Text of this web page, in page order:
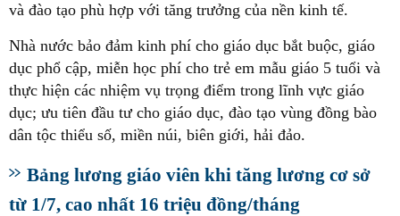
và đào tạo phù hợp với tăng trưởng của nền kinh tế.
Nhà nước bảo đảm kinh phí cho giáo dục bắt buộc, giáo
dục phổ cập, miễn học phí cho trẻ em mẫu giáo 5 tuổi và
thực hiện các nhiệm vụ trọng điểm trong lĩnh vực giáo
dục; ưu tiên đầu tư cho giáo dục, đào tạo vùng đồng bào
dân tộc thiểu số, miền núi, biên giới, hải đảo.
Bảng lương giáo viên khi tăng lương cơ sở
từ 1/7, cao nhất 16 triệu đồng/tháng